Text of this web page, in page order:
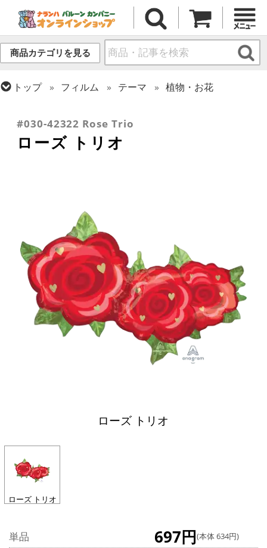
商品カテゴリを見る
トップ フィルム テーマ
植物・お花
#030-42322 Rose Trio
ローズ トリオ
ローズ トリオ
ローズ トリオ
単品 697円(本体 634円)